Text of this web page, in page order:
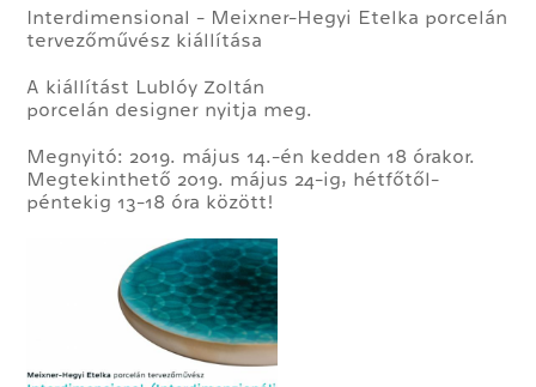
Interdimensional - Meixner-Hegyi Etelka porcelán
tervezőművész kiállítása
A kiállítást Lublóy Zoltán
porcelán designer nyitja meg.
Megnyitó: 2019. május 14.-én kedden 18 órakor.
Megtekinthető 2019. május 24-ig, hétfőtől-
péntekig 13-18 óra között!